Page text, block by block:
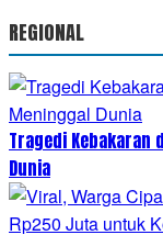
REGIONAL
Tragedi Kebakaran
Dunia